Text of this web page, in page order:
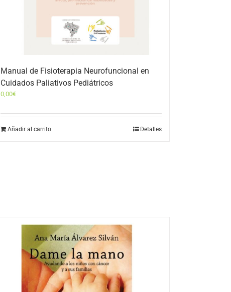
Manual de Fisioterapia Neurofuncional en
Cuidados Paliativos Pediátricos
0,00€
Añadir al carrito Detalles